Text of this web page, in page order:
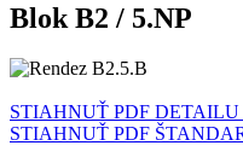
Blok B2 / 5.NP
STIAHNUŤ PDF
STIAHNUŤ PDF